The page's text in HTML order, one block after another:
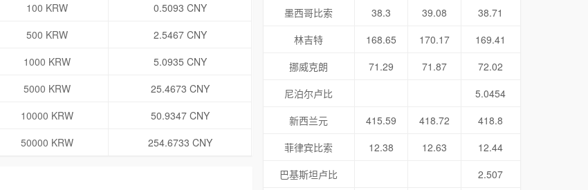
100 KRW
0.5093 CNY
500 KRW
2.5467 CNY
1000 KRW
5.0935 CNY
5000 KRW
25.4673 CNY
10000 KRW
50.9347 CNY
50000 KRW 254.6733 CNY
墨西哥比索
38.3 39.08
38.71
林吉特
168.65 170.17
169.41
挪威克朗
71.29 71.87
72.02
尼泊尔卢比
5.0454
新西兰元
415.59 418.72
418.8
菲律宾比索
12.38 12.63
12.44
巴基斯坦卢比
2.507